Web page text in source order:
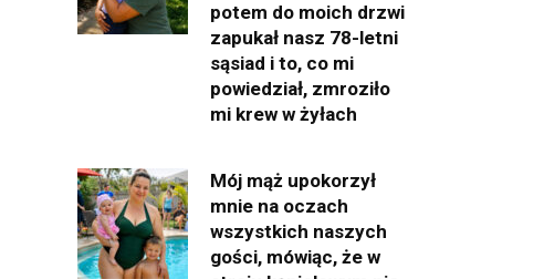
potem do moich drzwi
zapukał nasz 78-letni
sąsiad i to, co mi
powiedział, zmroziło
mi krew w żyłach
Mój mąż upokorzył
mnie na oczach
wszystkich naszych
gości, mówiąc, że w